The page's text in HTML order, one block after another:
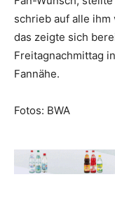
schrieb auf alle ihm
das zeigte sich
Freitagnachmittag
Fannähe.
Fotos: BWA